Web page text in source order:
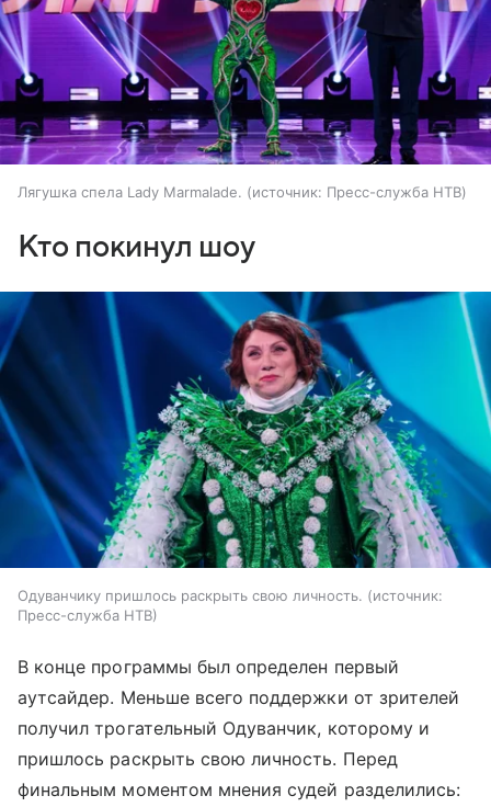
Лягушка спела Lady Marmalade. источник: Пресс-служба НТВ
Кто покинул шоу
Одуванчику пришлось раскрыть свою личность.
источник:
Пресс-служба НТВ
В конце программы был определен первый
аутсайдер. Меньше всего поддержки от зрителей
получил трогательный Одуванчик, которому и
пришлось раскрыть свою личность. Перед
финальным моментом мнения судей разделились: